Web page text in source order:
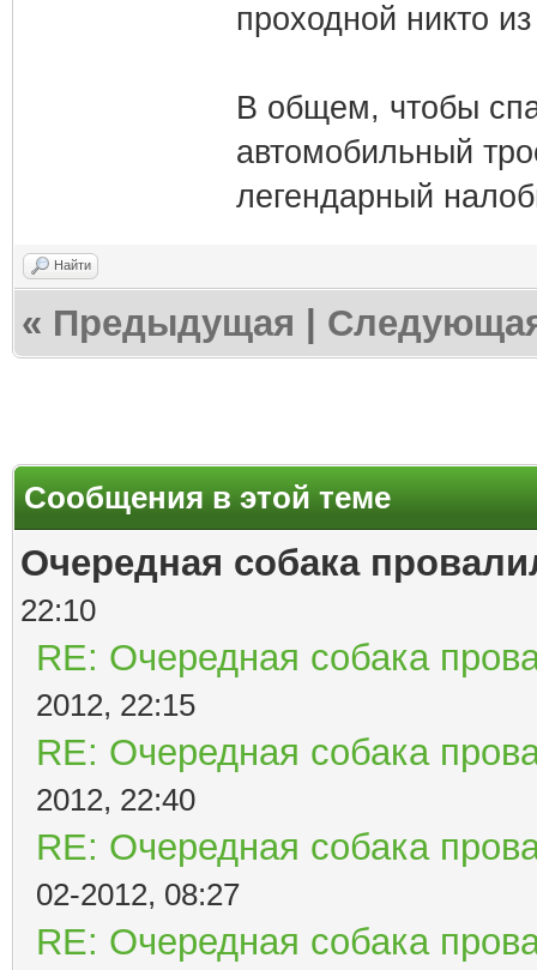
проходной никто
В общем, чтобы
автомобильный
легендарный
Найти
« Предыдущая
Сообщения в этой теме
Очередная собака
22:10
RE: Очередная собака
2012, 22:15
RE: Очередная собака
2012, 22:40
RE: Очередная собака
02-2012, 08:27
RE: Очередная собака